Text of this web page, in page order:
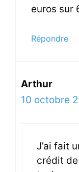
euros sur
Répondre
Arthur
10 octobre
J’ai fait
crédit de